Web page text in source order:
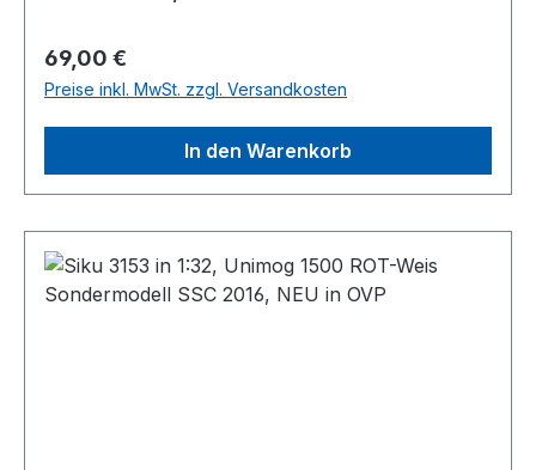
Regulärer Preis:
69,00 €
Preise inkl. MwSt. zzgl. Versandkosten
In den Warenkorb